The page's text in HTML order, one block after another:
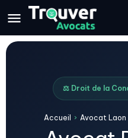
⚖️ Droit de la
Accueil › Avocat Laon